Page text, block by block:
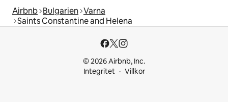
Airbnb Bulgarien Varna
Saints Constantine and Helena
© 2026 Airbnb, Inc.
Integritet
Villkor